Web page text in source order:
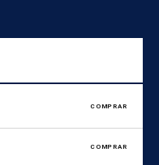
COMPRAR
COMPRAR